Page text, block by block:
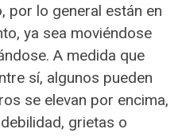
por lo general están en
ya sea moviéndose
A medida que
sí, algunos pueden
se elevan por encima,
grietas o